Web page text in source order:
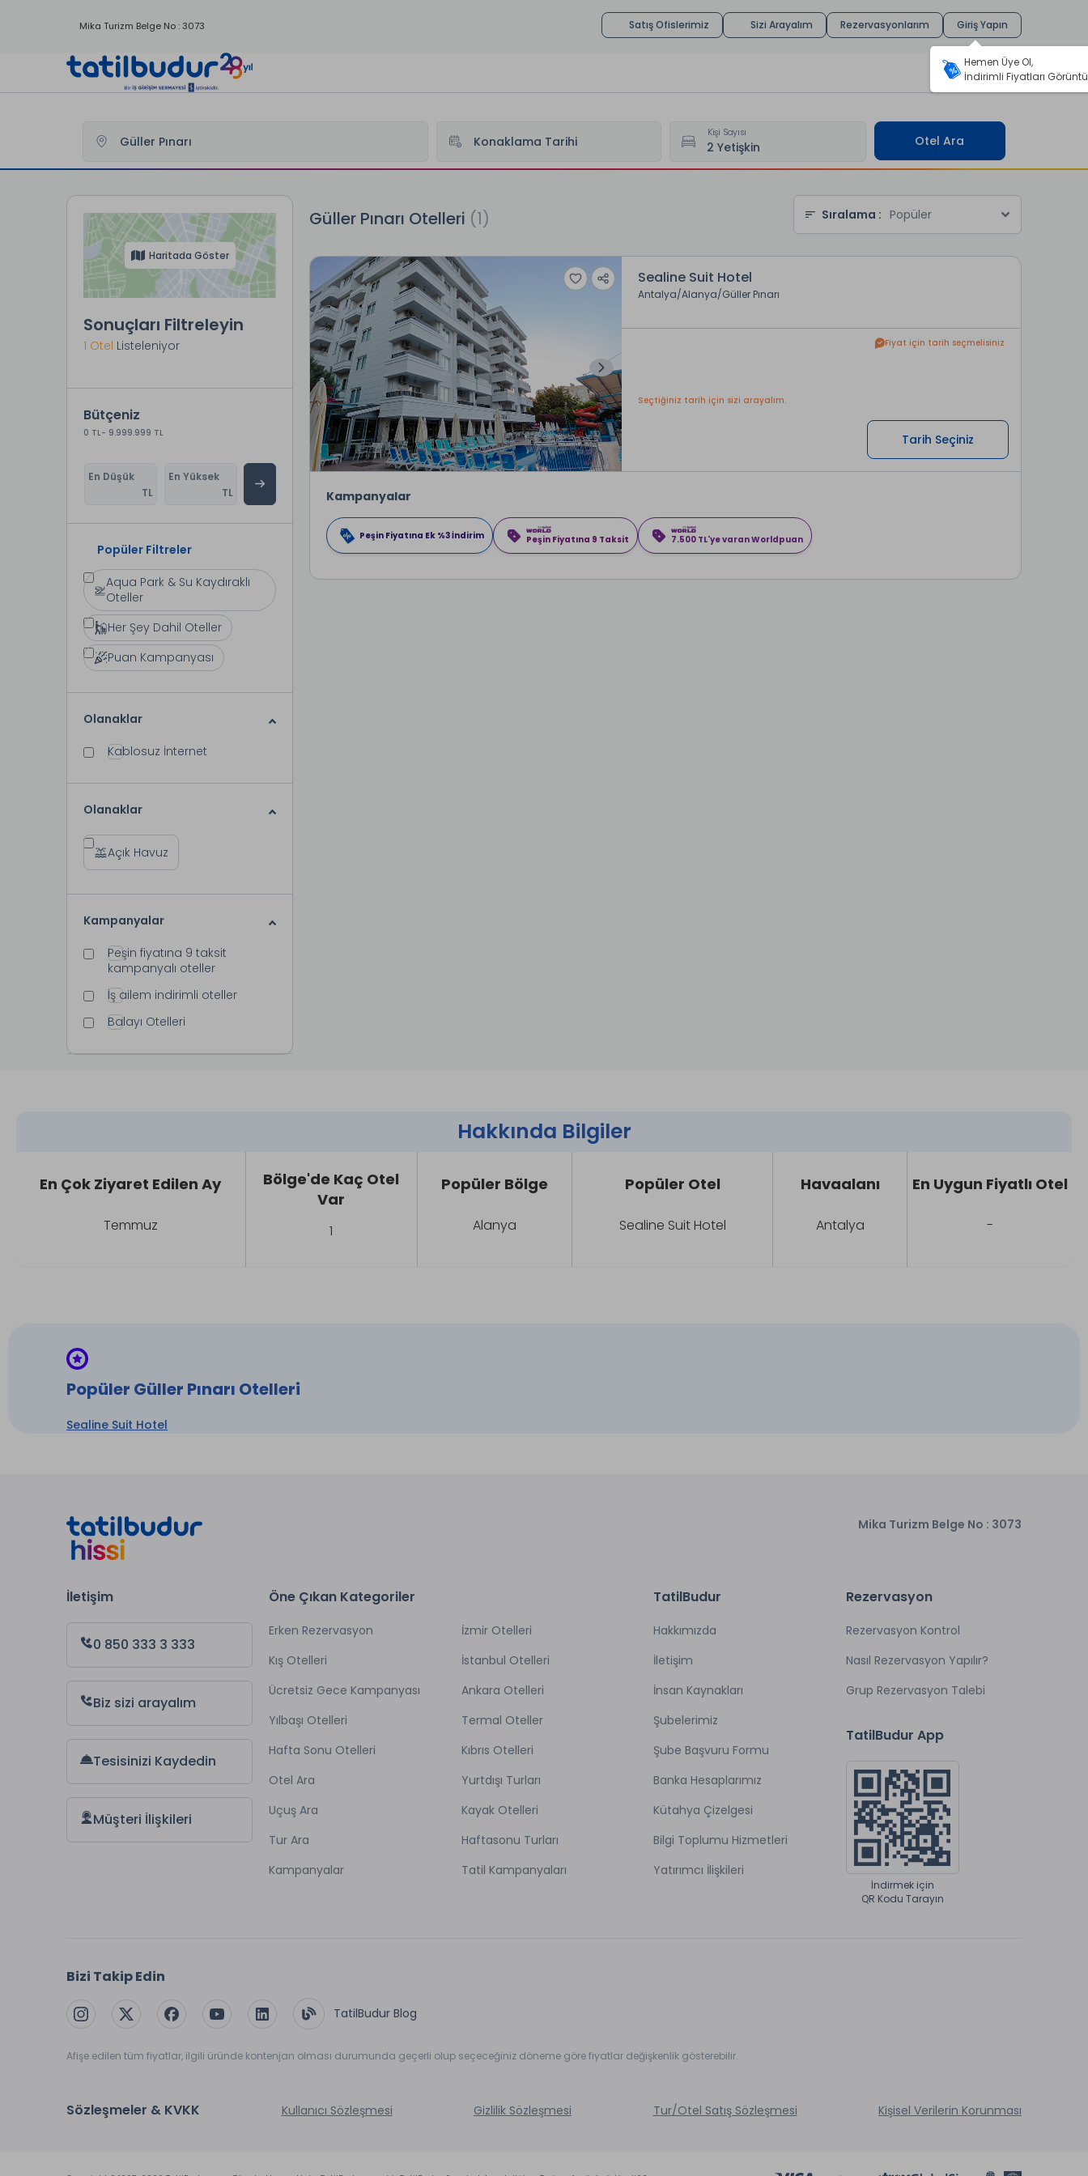
Mika Turizm Belge No : 3073 Satış Ofislerimiz Sizi Arayalım Rezervasyonlarım Giriş Yapın
Konaklama Tarihi
Kişi Sayısı
Otel Ara
Haritada Göster
Sonuçları Filtreleyin
1 Otel Listeleniyor
Bütçeniz
0 TL- 9.999.999 TL
En Düşük
TL
En Yüksek
TL
Popüler Filtreler
Aqua Park & Su Kaydıraklı
Oteller
Her Şey Dahil Oteller
Puan Kampanyası
Olanaklar
Kablosuz İnternet
Olanaklar
Açık Havuz
Kampanyalar
Peşin fiyatına 9 taksit
kampanyalı oteller
İş ailem indirimli oteller
Balayı Otelleri
Sıralama : Popüler
Güller Pınarı Otelleri (1)
Sealine Suit Hotel
Antalya Alanya Güller Pınarı
Seçtiğiniz tarih için sizi arayalım.
Fiyat için tarih seçmelisiniz
Tarih Seçiniz
Kampanyalar
Peşin Fiyatına Ek %3 İndirim Peşin Fiyatına 9 Taksit 7.500 TL'ye varan Worldpuan
Hakkında Bilgiler
En Çok Ziyaret Edilen Ay
Temmuz
Bölge'de Kaç Otel
Var
1
Popüler Bölge
Alanya
Popüler Otel
Sealine Suit Hotel
Havaalanı
Antalya
En Uygun Fiyatlı Otel
-
Popüler Güller Pınarı Otelleri
Sealine Suit Hotel
Mika Turizm Belge No : 3073
İletişim
0 850 333 3 333
Biz sizi arayalım
Tesisinizi Kaydedin
Müşteri İlişkileri
Öne Çıkan Kategoriler
Erken Rezervasyon
Kış Otelleri
Ücretsiz Gece Kampanyası
Yılbaşı Otelleri
Hafta Sonu Otelleri
Otel Ara
Uçuş Ara
Tur Ara
Kampanyalar
İzmir Otelleri
İstanbul Otelleri
Ankara Otelleri
Termal Oteller
Kıbrıs Otelleri
Yurtdışı Turları
Kayak Otelleri
Haftasonu Turları
Tatil Kampanyaları
TatilBudur
Hakkımızda
İletişim
İnsan Kaynakları
Şubelerimiz
Şube Başvuru Formu
Banka Hesaplarımız
Kütahya Çizelgesi
Bilgi Toplumu Hizmetleri
Yatırımcı İlişkileri
Rezervasyon
Rezervasyon Kontrol
Nasıl Rezervasyon Yapılır?
Grup Rezervasyon Talebi
TatilBudur App
İndirmek için
QR Kodu Tarayın
Bizi Takip Edin
TatilBudur Blog
Afişe edilen tüm fiyatlar, ilgili üründe kontenjan olması durumunda geçerli olup seçeceğiniz döneme göre fiyatlar değişkenlik gösterebilir.
Sözleşmeler & KVKK Kullanıcı Sözleşmesi Gizlilik Sözleşmesi Tur/Otel Satış Sözleşmesi Kişisel Verilerin Korunması
Hemen Üye Ol,
İndirimli Fiyatları